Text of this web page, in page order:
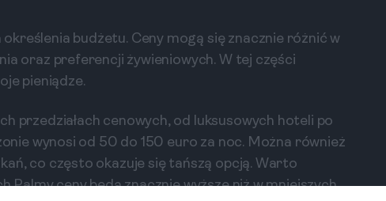
budżetu. Ceny mogą się znacznie różnić w
oraz preferencji żywieniowych. W tej części
pieniądze.
przedziałach cenowych, od luksusowych hoteli po
wynosi od 50 do 150 euro za noc. Można również
co często okazuje się tańszą opcją. Warto
Palmy ceny będą znacznie wyższe niż w mniejszych